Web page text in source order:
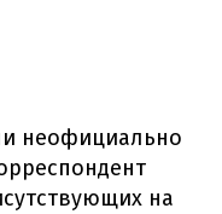
неофициально
на